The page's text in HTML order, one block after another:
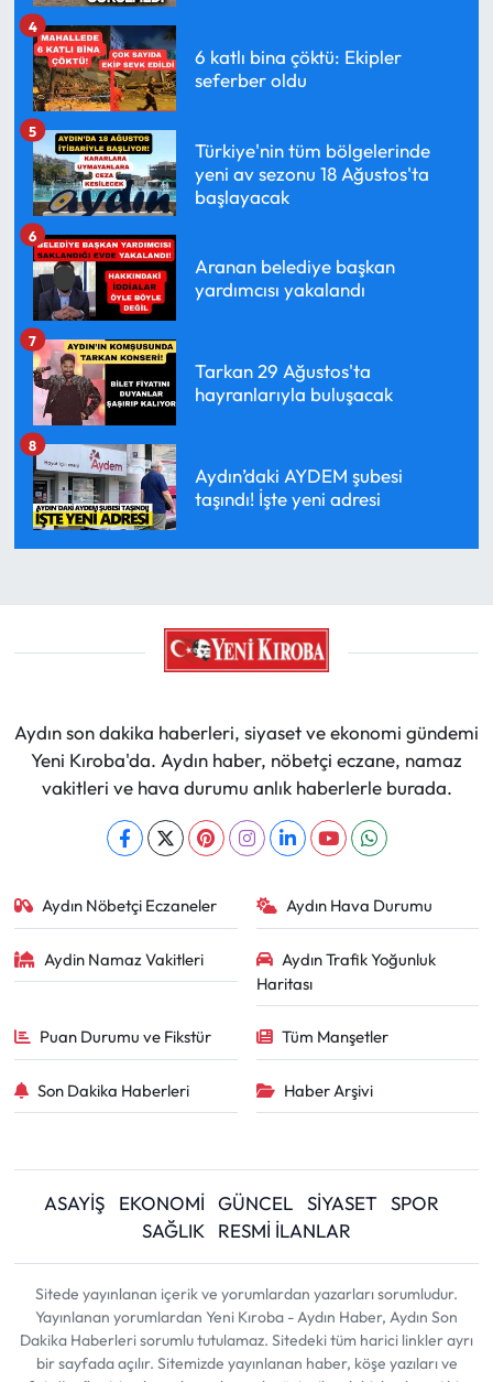
6 katlı bina çöktü: Ekipler
seferber oldu
4
Türkiye'nin tüm bölgelerinde
yeni av sezonu 18 Ağustos'ta
başlayacak
5
Aranan belediye başkan
yardımcısı yakalandı
6
Tarkan 29 Ağustos'ta
hayranlarıyla buluşacak
7
Aydın’daki AYDEM şubesi
taşındı! İşte yeni adresi
8
Aydın son dakika haberleri, siyaset ve ekonomi gündemi
Yeni Kıroba'da. Aydın haber, nöbetçi eczane, namaz
vakitleri ve hava durumu anlık haberlerle burada.
Aydın Nöbetçi Eczaneler Aydın Hava Durumu
Aydin Namaz Vakitleri
Aydın Trafik Yoğunluk
Haritası
Puan Durumu ve Fikstür Tüm Manşetler
Son Dakika Haberleri Haber Arşivi
ASAYİŞ EKONOMİ GÜNCEL SİYASET
SPOR
SAĞLIK
RESMİ İLANLAR
Sitede yayınlanan içerik ve yorumlardan yazarları sorumludur.
Yayınlanan yorumlardan Yeni Kıroba - Aydın Haber, Aydın Son
Dakika Haberleri sorumlu tutulamaz. Sitedeki tüm harici linkler ayrı
bir sayfada açılır. Sitemizde yayınlanan haber, köşe yazıları ve